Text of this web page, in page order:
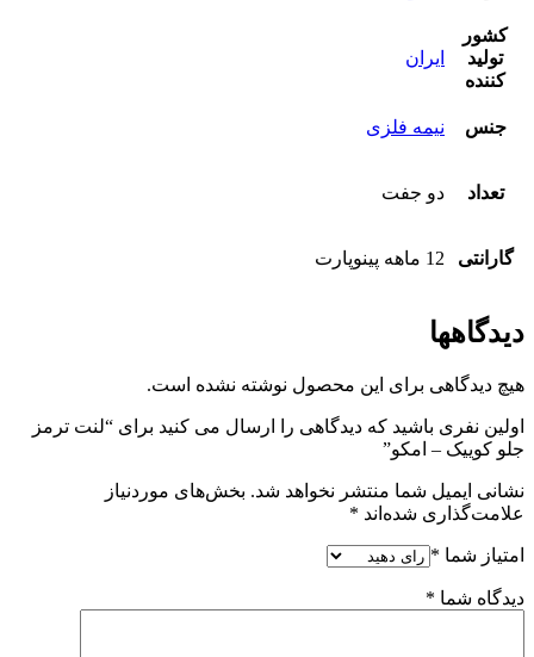
کشور
تولید
کننده
ایران
جنس نیمه فلزی
تعداد دو جفت
گارانتی 12 ماهه پینوپارت
دیدگاهها
هیچ دیدگاهی برای این محصول نوشته نشده است.
اولین نفری باشید که دیدگاهی را ارسال می کنید برای “لنت ترمز
جلو کوییک – امکو”
نشانی ایمیل شما منتشر نخواهد شد. بخش‌های موردنیاز
علامت‌گذاری شده‌اند *
امتیاز شما *
دیدگاه شما *